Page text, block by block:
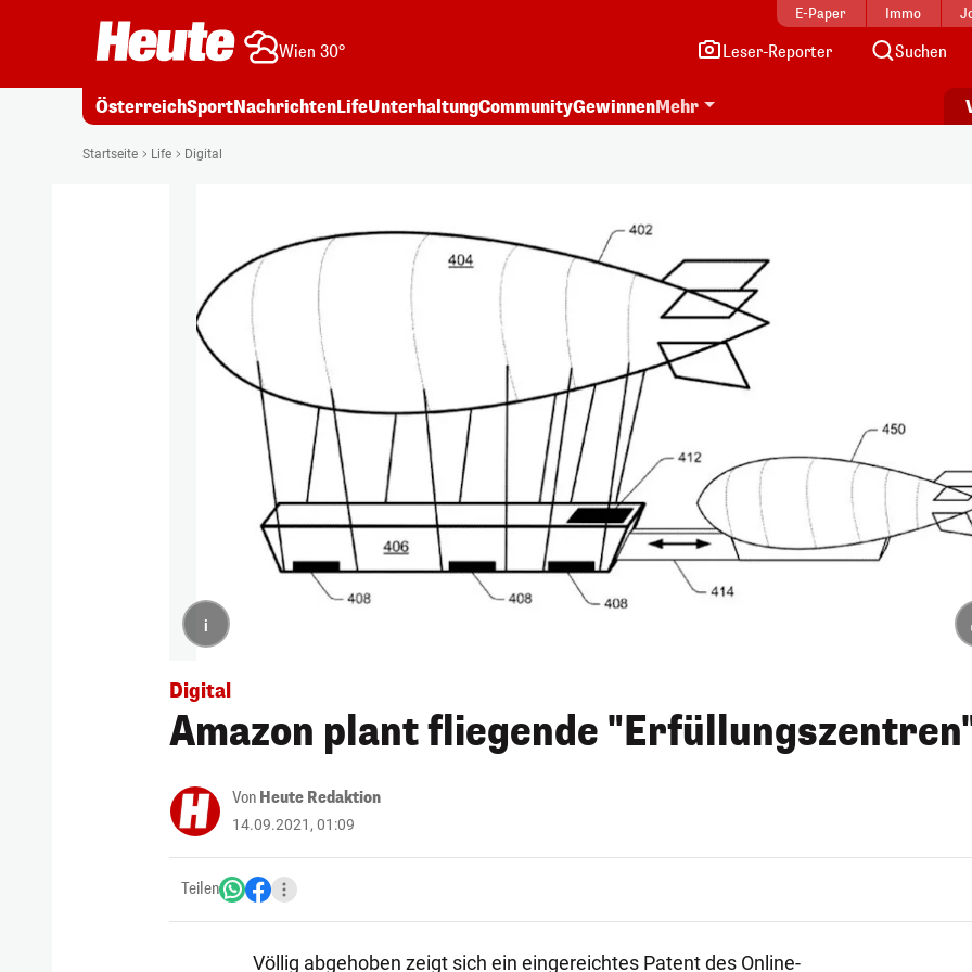
E-Paper Immo
Wien 30° Leser-Reporter Suchen
ÖsterreichSportNachrichtenLifeUnterhaltungCommunityGewinnenMehr
Startseite Life Digital
i
Digital
Amazon plant fliegende
Von Heute Redaktion
14.09.2021, 01:09
Teilen
Völlig abgehoben zeigt sich ein eingereichtes Patent des Online-